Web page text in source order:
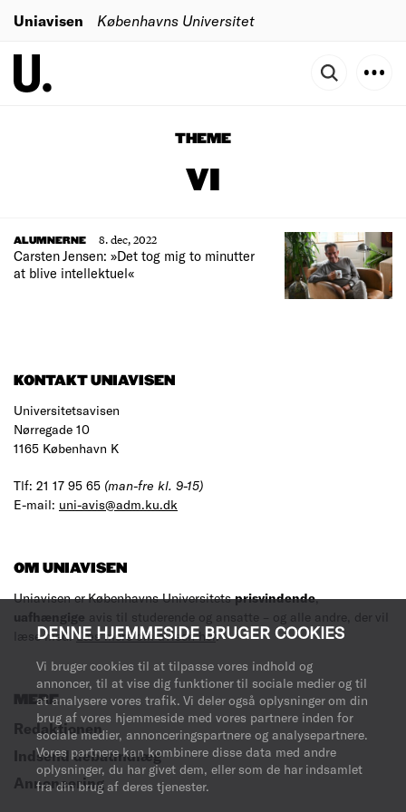
DENNE HJEMMESIDE BRUGER COOKIES
Vi bruger cookies til at tilpasse vores indhold og
annoncer, til at vise dig funktioner til sociale medier og til
at analysere vores trafik. Vi deler også oplysninger om din
brug af vores hjemmeside med vores partnere inden for
sociale medier, annonceringspartnere og analysepartnere.
Vores partnere kan kombinere disse data med andre
oplysninger, du har givet dem, eller som de har indsamlet
fra din brug af deres tjenester.
Uniavisen Københavns Universitet
THEME
VI
ALUMNERNE
8. dec, 2022
Carsten Jensen: »Det tog mig to minutter
at blive intellektuel«
KONTAKT UNIAVISEN
Universitetsavisen
Nørregade 10
1165 København K
Tlf: 21 17 95 65 (man-fre kl. 9-15)
E-mail: uni-avis@adm.ku.dk
OM UNIAVISEN
Uniavisen er Københavns Universitetsprisvindende,
uafhængige avis til studerende og ansatte – og alle andre, der vil
læse med.Læs mere om avisen her.
MERE
Redaktionen
Indsend debatindlæg
Annoncering